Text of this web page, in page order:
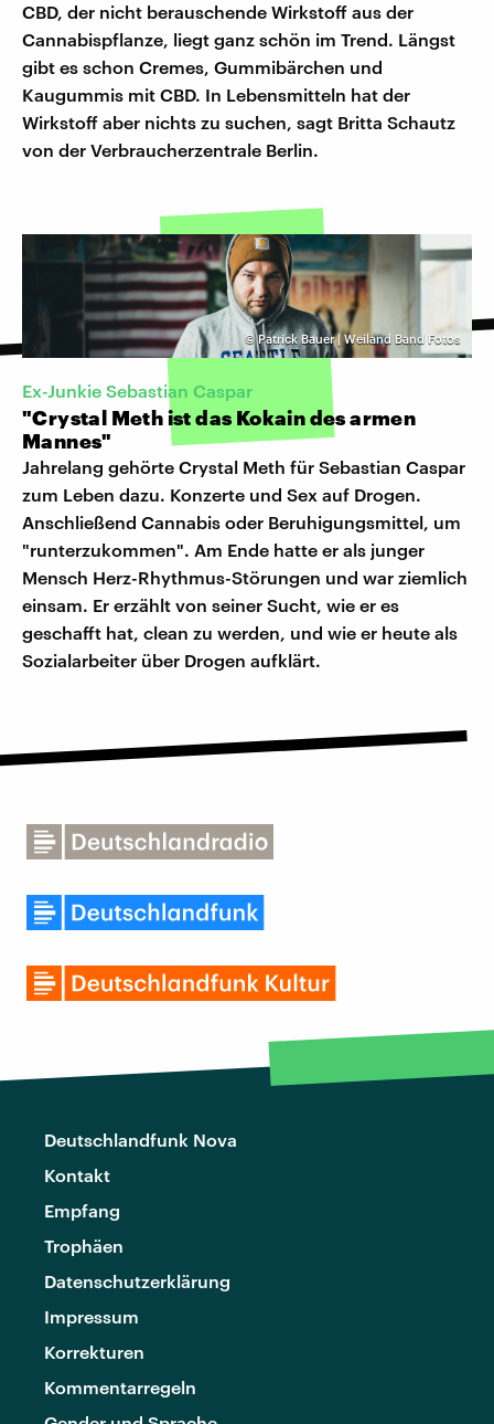
CBD, der nicht berauschende Wirkstoff aus der
Cannabispflanze, liegt ganz schön im Trend. Längst
gibt es schon Cremes, Gummibärchen und
Kaugummis mit CBD. In Lebensmitteln hat der
Wirkstoff aber nichts zu suchen, sagt Britta Schautz
von der Verbraucherzentrale Berlin.
©Patrick Bauer | Weiland Band Fotos
Ex-Junkie Sebastian Caspar
"Crystal Meth ist das Kokain des armen
Mannes"
Jahrelang gehörte Crystal Meth für Sebastian Caspar
zum Leben dazu. Konzerte und Sex auf Drogen.
Anschließend Cannabis oder Beruhigungsmittel, um
"runterzukommen". Am Ende hatte er als junger
Mensch Herz-Rhythmus-Störungen und war ziemlich
einsam. Er erzählt von seiner Sucht, wie er es
geschafft hat, clean zu werden, und wie er heute als
Sozialarbeiter über Drogen aufklärt.
Deutschlandfunk Nova
Kontakt
Empfang
Trophäen
Datenschutzerklärung
Impressum
Korrekturen
Kommentarregeln